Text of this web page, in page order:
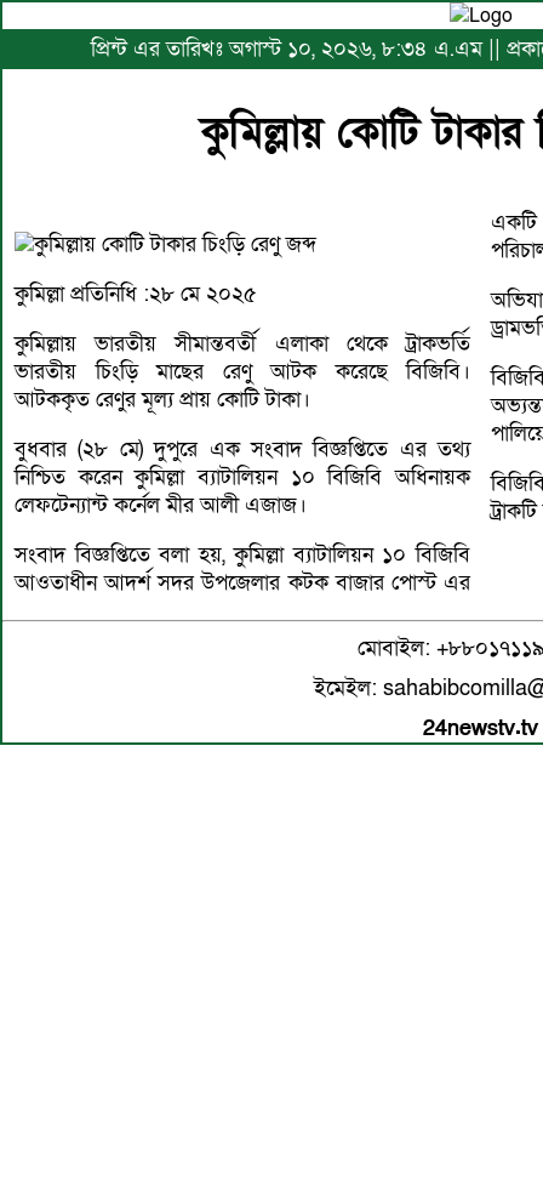
প্রিন্ট এর তারিখঃ অগাস্ট ১০, ২০২৬, ৮:৩৪ এ.এম ||
কুমিল্লায় কোটি টাকার
কুমিল্লায় কোটি টাকার চিংড়ি রেণু জব্দ
কুমিল্লা প্রতিনিধি :২৮ মে ২০২৫
কুমিল্লায় ভারতীয় সীমান্তবর্তী এলাকা থেকে ট্রাকভর্তি
ভারতীয় চিংড়ি মাছের রেণু আটক করেছে বিজিবি।
আটককৃত রেণুর মূল্য প্রায় কোটি টাকা।
বুধবার (২৮ মে) দুপুরে এক সংবাদ বিজ্ঞপ্তিতে এর তথ্য
নিশ্চিত করেন কুমিল্লা ব্যাটালিয়ন ১০ বিজিবি অধিনায়ক
লেফটেন্যান্ট কর্নেল মীর আলী এজাজ।
সংবাদ বিজ্ঞপ্তিতে বলা হয়, কুমিল্লা ব্যাটালিয়ন ১০ বিজিবি
আওতাধীন আদর্শ সদর উপজেলার কটক বাজার পোস্ট এর
একটি
মোবাইল:
ইমেইল:
24newstv.tv